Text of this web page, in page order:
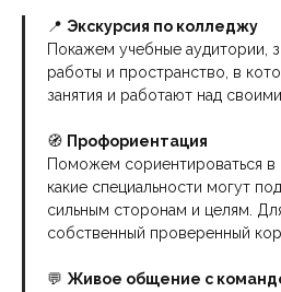
📍 Экскурсия по колледжу
Покажем учебные аудитории,
работы и пространство, в
занятия и работают над своими
🧭 Профориентация
Поможем сориентироваться в
какие специальности могут
сильным сторонам и целям.
собственный проверенный
💬 Живое общение с